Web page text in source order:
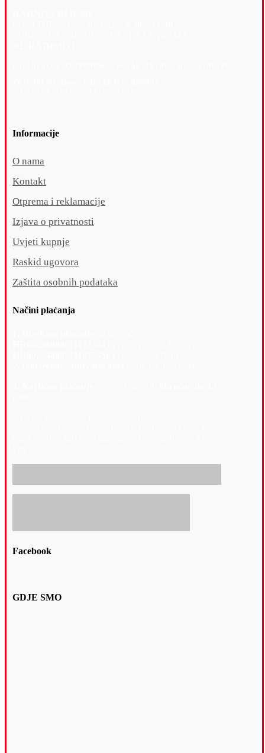
Informacije
O nama
Kontakt
Otprema i reklamacije
Izjava o privatnosti
Uvjeti kupnje
Raskid ugovora
Zaštita osobnih podataka
Načini plaćanja
Facebook
GDJE SMO